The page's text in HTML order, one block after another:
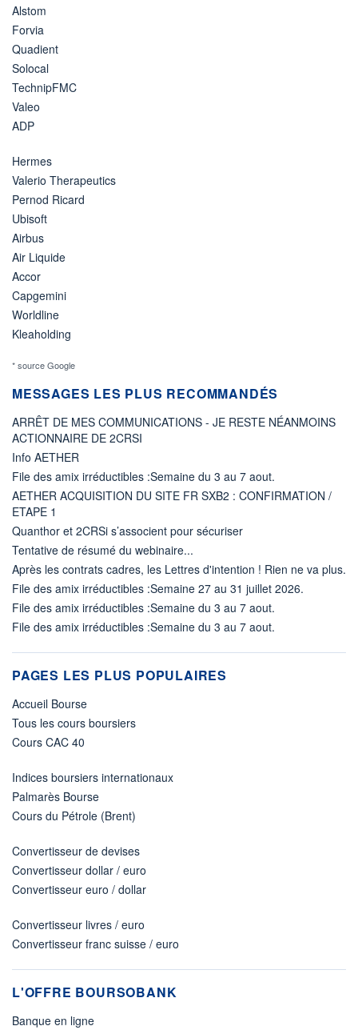
Alstom
Forvia
Quadient
Solocal
TechnipFMC
Valeo
ADP
Hermes
Valerio Therapeutics
Pernod Ricard
Ubisoft
Airbus
Air Liquide
Accor
Capgemini
Worldline
Kleaholding
* source Google
MESSAGES LES PLUS RECOMMANDÉS
ARRÊT DE MES COMMUNICATIONS - JE RESTE NÉANMOINS
ACTIONNAIRE DE 2CRSI
Info AETHER
File des amix irréductibles :Semaine du 3 au 7 aout.
AETHER ACQUISITION DU SITE FR SXB2 : CONFIRMATION /
ETAPE 1
Quanthor et 2CRSi s’associent pour sécuriser
Tentative de résumé du webinaire...
Après les contrats cadres, les Lettres d'intention ! Rien ne va plus.
File des amix irréductibles :Semaine 27 au 31 juillet 2026.
File des amix irréductibles :Semaine du 3 au 7 aout.
File des amix irréductibles :Semaine du 3 au 7 aout.
PAGES LES PLUS POPULAIRES
Accueil Bourse
Tous les cours boursiers
Cours CAC 40
Indices boursiers internationaux
Palmarès Bourse
Cours du Pétrole (Brent)
Convertisseur de devises
Convertisseur dollar / euro
Convertisseur euro / dollar
Convertisseur livres / euro
Convertisseur franc suisse / euro
L'OFFRE BOURSOBANK
Banque en ligne